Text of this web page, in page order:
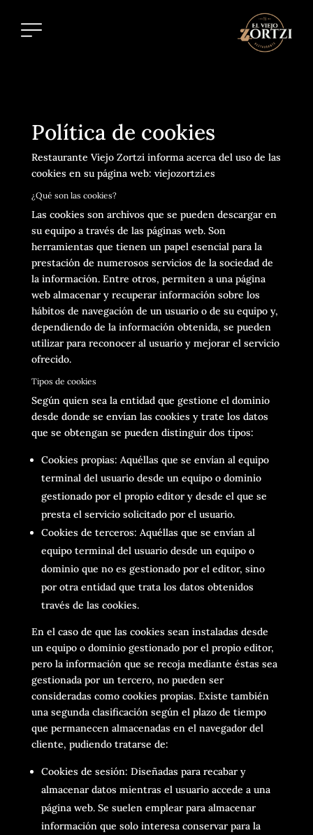
Política de cookies
Restaurante Viejo Zortzi informa acerca del uso de las
cookies en su página web: viejozortzi.es
¿Qué son las cookies?
Las cookies son archivos que se pueden descargar en
su equipo a través de las páginas web. Son
herramientas que tienen un papel esencial para la
prestación de numerosos servicios de la sociedad de
la información. Entre otros, permiten a una página
web almacenar y recuperar información sobre los
hábitos de navegación de un usuario o de su equipo y,
dependiendo de la información obtenida, se pueden
utilizar para reconocer al usuario y mejorar el servicio
ofrecido.
Tipos de cookies
Según quien sea la entidad que gestione el dominio
desde donde se envían las cookies y trate los datos
que se obtengan se pueden distinguir dos tipos:
Cookies propias: Aquéllas que se envían al equipo
terminal del usuario desde un equipo o dominio
gestionado por el propio editor y desde el que se
presta el servicio solicitado por el usuario.
Cookies de terceros: Aquéllas que se envían al
equipo terminal del usuario desde un equipo o
dominio que no es gestionado por el editor, sino
por otra entidad que trata los datos obtenidos
través de las cookies.
En el caso de que las cookies sean instaladas desde
un equipo o dominio gestionado por el propio editor,
pero la información que se recoja mediante éstas sea
gestionada por un tercero, no pueden ser
consideradas como cookies propias. Existe también
una segunda clasificación según el plazo de tiempo
que permanecen almacenadas en el navegador del
cliente, pudiendo tratarse de:
Cookies de sesión: Diseñadas para recabar y
almacenar datos mientras el usuario accede a una
página web. Se suelen emplear para almacenar
información que solo interesa conservar para la